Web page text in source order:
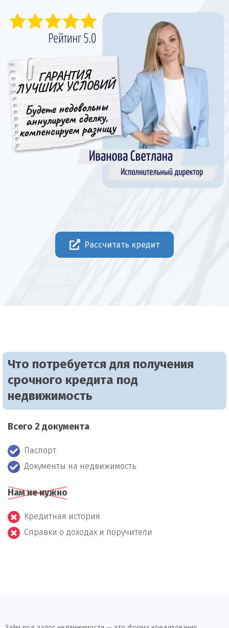
Рассчитать кредит
Что потребуется для получения
срочного кредита под
недвижимость
Всего 2 документа
Паспорт
Документы на недвижимость
Нам не нужно
Кредитная история
Справки о доходах и поручители